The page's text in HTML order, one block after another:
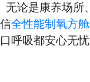
无论是康养场所
信全性能制氧方舱
口呼吸都安心无忧